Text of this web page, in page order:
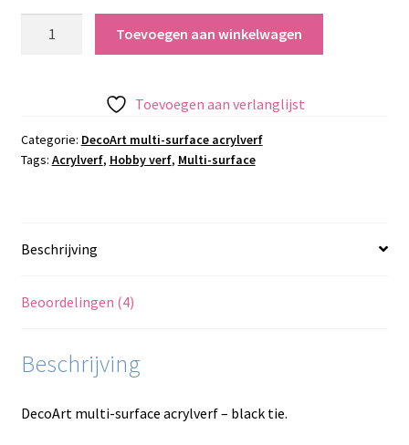
Black
tie
Toevoegen aan winkelwagen
Toevoegen aan verlanglijst
Categorie: DecoArt multi-surface acrylverf
Tags: Acrylverf, Hobby verf, Multi-surface
Beschrijving
Beoordelingen (4)
Beschrijving
DecoArt multi-surface acrylverf – black tie.